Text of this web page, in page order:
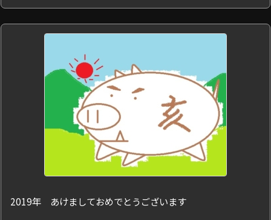
2019年 あけましておめでとうございます